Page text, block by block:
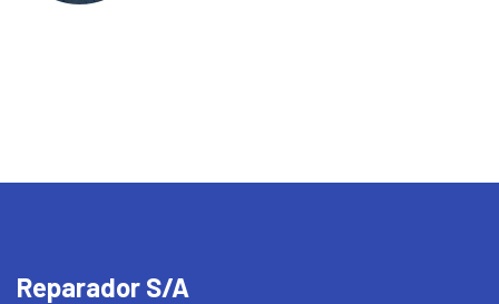
Reparador S/A